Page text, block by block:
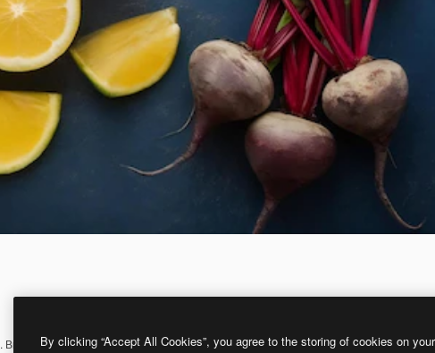
. Вы можете создать свой собственный с помощью нашего генератора
By clicking “Accept All Cookies”, you agree to the storing of cookies on